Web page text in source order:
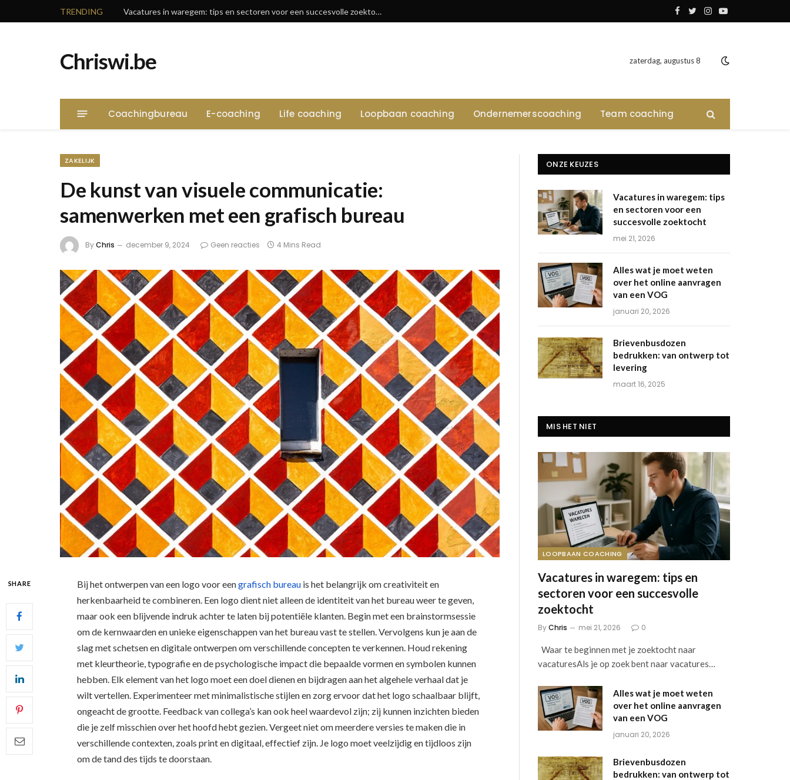
TRENDING Vacatures in waregem: tips en sectoren voor een succesvolle zoektocht
Facebook
TwitterInstagram
YouTube
Chriswi.be zaterdag, augustus 8
Coachingbureau E-coaching Life coaching Loopbaan coaching Ondernemerscoaching Team coaching
ZAKELIJK
De kunst van visuele communicatie:
samenwerken met een grafisch bureau
ByChris december 9, 2024 Geen reacties 4 Mins Read
SHARE Bij het ontwerpen van een logo voor eengrafisch bureau is het belangrijk om creativiteit en
herkenbaarheid te combineren. Een logo dient niet alleen de identiteit van het bureau weer te geven,
maar ook een blijvende indruk achter te laten bij potentiële klanten. Begin met een brainstormsessie
om de kernwaarden en unieke eigenschappen van het bureau vast te stellen. Vervolgens kun je aan de
slag met schetsen en digitale ontwerpen om verschillende concepten te verkennen. Houd rekening
met kleurtheorie, typografie en de psychologische impact die bepaalde vormen en symbolen kunnen
hebben. Elk element van het logo moet een doel dienen en bijdragen aan het algehele verhaal dat je
wilt vertellen. Experimenteer met minimalistische stijlen en zorg ervoor dat het logo schaalbaar blijft,
ongeacht de grootte. Feedback van collega’s kan ook heel waardevol zijn; zij kunnen inzichten bieden
die je zelf misschien over het hoofd hebt gezien. Vergeet niet om meerdere versies te maken die in
verschillende contexten, zoals print en digitaal, effectief zijn. Je logo moet veelzijdig en tijdloos zijn
om de tand des tijds te doorstaan.
ONZE KEUZES
Vacatures in waregem: tips
en sectoren voor een
succesvolle zoektocht
mei 21, 2026
Alles wat je moet weten
over het online aanvragen
van een VOG
januari 20, 2026
Brievenbusdozen
bedrukken: van ontwerp tot
levering
maart 16, 2025
MIS HET NIET
LOOPBAAN COACHING
Vacatures in waregem: tips en
sectoren voor een succesvolle
zoektocht
ByChris mei 21, 2026 0
Waar te beginnen met je zoektocht naar
vacaturesAls je op zoek bent naar vacatures…
Alles wat je moet weten
over het online aanvragen
van een VOG
januari 20, 2026
Brievenbusdozen
bedrukken: van ontwerp tot